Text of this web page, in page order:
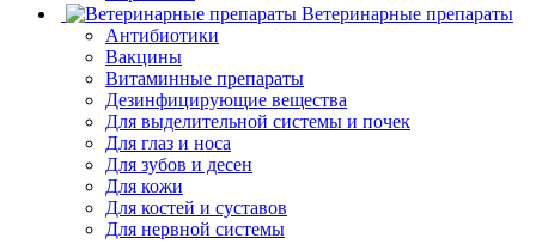
Ветеринарные препараты
Антибиотики
Вакцины
Витаминные препараты
Дезинфицирующие вещества
Для выделительной системы и почек
Для глаз и носа
Для зубов и десен
Для кожи
Для костей и суставов
Для нервной системы